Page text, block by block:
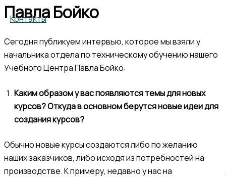
Контакты
Павла Бойко
Сегодня публикуем интервью, которое мы взяли у
начальника отдела по техническому обучению нашего
Учебного Центра Павла Бойко:
Каким образом у вас появляются темы для новых
курсов? Откуда в основном берутся новые идеи для
создания курсов?
Обычно новые курсы создаются либо по желанию
наших заказчиков, либо исходя из потребностей на
производстве. К примеру, недавно у нас на